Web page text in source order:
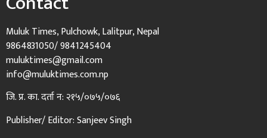
Muluk Times, Pulchowk, Lalitpur, Nepal
9864831050/ 9841245404
muluktimes@gmail.com
info@muluktimes.com.np
जि. प्र. का. दर्ता न: २१५/०७५/०७६
Publisher/ Editor: Sanjeev Singh